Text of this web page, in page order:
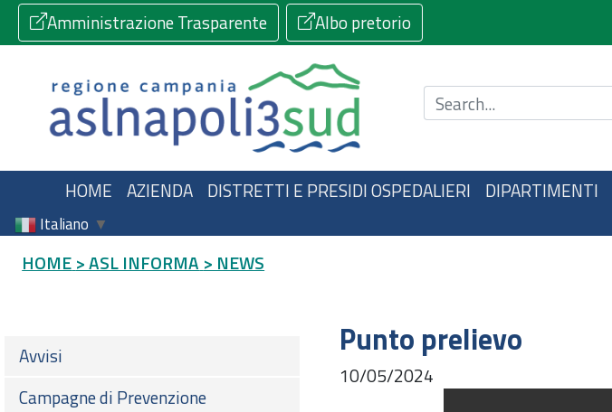
Amministrazione Trasparente Albo pretorio
Cerca nel sito
HOME AZIENDA DISTRETTI E PRESIDI OSPEDALIERI DIPARTIMENTI
Italiano ▼
HOME > ASL INFORMA > NEWS
Avvisi
Campagne di Prevenzione
Punto prelievo
10/05/2024